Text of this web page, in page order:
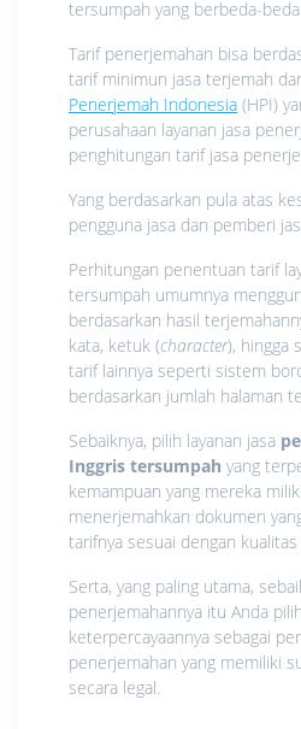
tersumpah yang berbeda-beda.
Tarif penerjemahan bisa
tarif minimun jasa terjemah
Penerjemah Indonesia (HPI)
perusahaan layanan jasa
penghitungan tarif jasa
Yang berdasarkan pula atas
pengguna jasa dan pemberi
Perhitungan penentuan tarif
tersumpah umumnya
berdasarkan hasil
kata, ketuk (character), hingga
tarif lainnya seperti sistem
berdasarkan jumlah halaman
Sebaiknya, pilih layanan jasa
Inggris tersumpah yang
kemampuan yang mereka
menerjemahkan dokumen
tarifnya sesuai dengan kualitas
Serta, yang paling utama,
penerjemahannya itu Anda
keterpercayaannya sebagai
penerjemahan yang memiliki
secara legal.